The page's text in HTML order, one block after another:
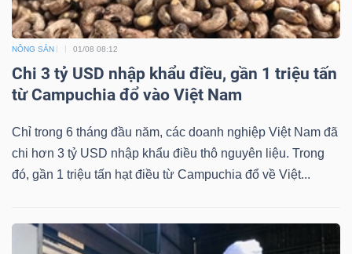
NÔNG SẢN 01/08 08:12
Chi 3 tỷ USD nhập khẩu điều, gần 1 triệu tấn
từ Campuchia đổ vào Việt Nam
Chỉ trong 6 tháng đầu năm, các doanh nghiệp Việt Nam đã
chi hơn 3 tỷ USD nhập khẩu điều thô nguyên liệu. Trong
đó, gần 1 triệu tấn hạt điều từ Campuchia đổ về Việt...